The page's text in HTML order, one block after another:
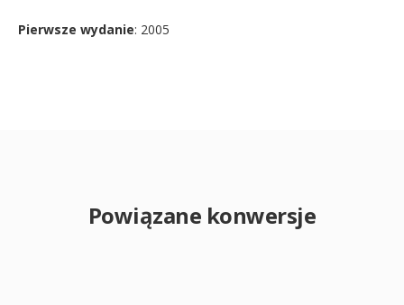
Pierwsze wydanie: 2005
Powiązane konwersje